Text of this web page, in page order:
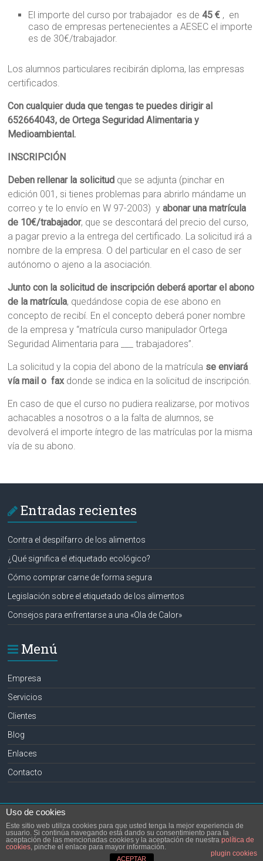
El importe del curso por trabajador es de45 € , en
caso de empresas pertenecientes a AESEC el importe
es de 30€/trabajador.
Los alumnos particulares recibirán diploma, las empresas
certificados.
Con cualquier duda que tengas te puedes dirigir al
652664043, de Ortega Seguridad Alimentaria y
Medioambiental.
INSCRIPCIÓN
Deben rellenar la solicitud que se adjunta (pinchar en
edición 001, si tienes problemas para abrirlo mándame un
correo y te lo envío en W 97-2003) yabonar una matrícula
de 10€/trabajador, que se descontará del precio del curso,
a pagar previo a la entrega del certificado. La solicitud irá a
nombre de la empresa. O del particular en el caso de ser
autónomo o ajeno a la asociación.
Junto con la solicitud de inscripción deberá aportar el abono
de la matrícula, quedándose copia de ese abono en
concepto de recibí. En el concepto deberá poner nombre
de la empresa y “matrícula curso manipulador Ortega
Seguridad Alimentaria para ___ trabajadores”.
La solicitud y la copia del abono de la matrícula se enviará
vía mail o faxdonde se indica en la solicitud de inscripción.
En caso de que el curso no pudiera realizarse, por motivos
achacables a nosotros o a la falta de alumnos, se
devolverá el importe íntegro de las matrículas por la misma
vía de su abono.
Entradas recientes
Contra el despilfarro de los alimentos
¿Qué significa el etiquetado ecológico?
Cómo comprar carne de forma segura
Legislación sobre el etiquetado de los alimentos
Consejos para enfrentarse a una «Ola de Calor»
Menú
Empresa
Servicios
Clientes
Blog
Enlaces
Contacto
Copyright © 2026
Alicante, Elche, Ortega. Todos los derechos reservados.
Tema:Acceleratepor ThemeGrill. Funciona conWordPress .
Clientes Blog Contacto
Uso de cookies
Este sitio web utiliza cookies para que usted tenga la mejor experiencia de
usuario. Si continúa navegando está dando su consentimiento para la
aceptación de las mencionadas cookies y la aceptación de nuestra política de
cookies, pinche el enlace para mayor información.
plugin cookies
ACEPTAR